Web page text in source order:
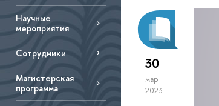
Научные
мероприятия
Сотрудники
Магистерская
программа
30
мар
2023